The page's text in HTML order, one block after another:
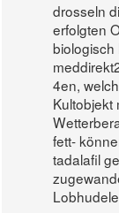
drosseln
erfolgten
biologisch
4en,
Kultobjekt
fett-
tadalafil